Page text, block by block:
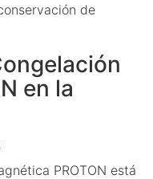
de
en la
PROTON está